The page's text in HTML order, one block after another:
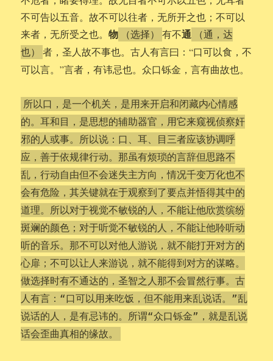
不可告以五音。故不可以往者，无所开之也；不可以
来者，无所受之也。物 （选择） 有不通
（通，达
也）
者，圣人故不事也。古人有言曰：“口可以食，不
可以言。”言者，有讳忌也。众口铄金，言有曲故也。
所以口，是一个机关，是用来开启和闭藏内心情感
的。耳和目，是思想的辅助器官，用它来窥视侦察奸
邪的人或事。所以说：口、耳、目三者应该协调呼
应，善于依规律行动。那虽有烦琐的言辞但思路不
乱，行动自由但不会迷失主方向，情况千变万化也不
会有危险，其关键就在于观察到了要点并悟得其中的
道理。所以对于视觉不敏锐的人，不能让他欣赏缤纷
斑斓的颜色；对于听觉不敏锐的人，不能让他聆听动
听的音乐。那不可以对他人游说，就不能打开对方的
心扉；不可以让人来游说，就不能得到对方的谋略。
做选择时有不通达的，圣智之人那不会冒然行事。古
人有言：“口可以用来吃饭，但不能用来乱说话。”乱
说话的人，是有忌讳的。所谓“众口铄金”，就是乱说
话会歪曲真相的缘故。